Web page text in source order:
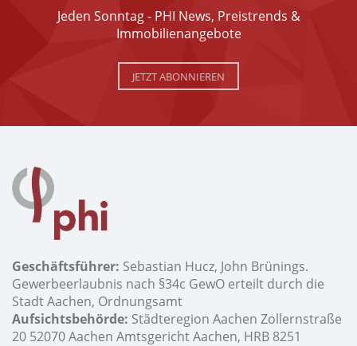
Jeden Sonntag - PHI News, Preistrends &
Immobilienangebote
JETZT ABONNIEREN
Geschäftsführer: Sebastian Hucz, John Brünings.
Gewerbeerlaubnis nach §34c GewO erteilt durch die
Stadt Aachen, Ordnungsamt
Aufsichtsbehörde: Städteregion Aachen Zollernstraße
20 52070 Aachen Amtsgericht Aachen, HRB 8251